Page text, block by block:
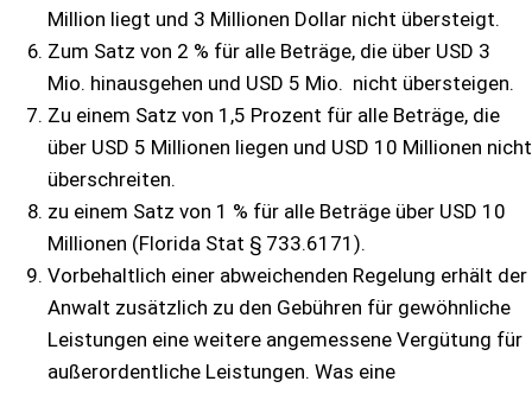
Million liegt und 3 Millionen Dollar nicht übersteigt.
Zum Satz von 2 % für alle Beträge, die über USD 3
Mio. hinausgehen und USD 5 Mio. nicht übersteigen.
Zu einem Satz von 1,5 Prozent für alle Beträge, die
über USD 5 Millionen liegen und USD 10 Millionen nicht
überschreiten.
zu einem Satz von 1 % für alle Beträge über USD 10
Millionen (Florida Stat § 733.6171).
Vorbehaltlich einer abweichenden Regelung erhält der
Anwalt zusätzlich zu den Gebühren für gewöhnliche
Leistungen eine weitere angemessene Vergütung für
außerordentliche Leistungen. Was eine